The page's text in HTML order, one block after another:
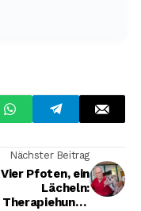
Nächster Beitrag
Vier Pfoten, ein
Lächeln:
Therapiehunde